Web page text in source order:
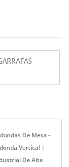
De Mesa -
Vertical |
De Alta